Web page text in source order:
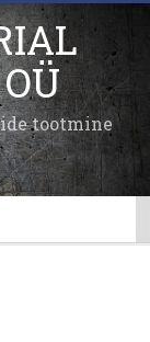
tootmine